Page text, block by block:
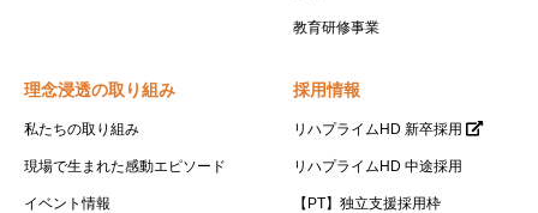
教育研修事業
理念浸透の取り組み
私たちの取り組み
現場で生まれた感動エピソード
イベント情報
採用情報
リハプライムHD 新卒採用
リハプライムHD 中途採用
【PT】独立支援採用枠